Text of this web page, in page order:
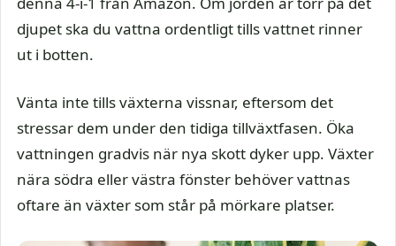
djupet ska du vattna ordentligt tills vattnet rinner
ut i botten.
Vänta inte tills växterna vissnar, eftersom det
stressar dem under den tidiga tillväxtfasen. Öka
vattningen gradvis när nya skott dyker upp. Växter
nära södra eller västra fönster behöver vattnas
oftare än växter som står på mörkare platser.